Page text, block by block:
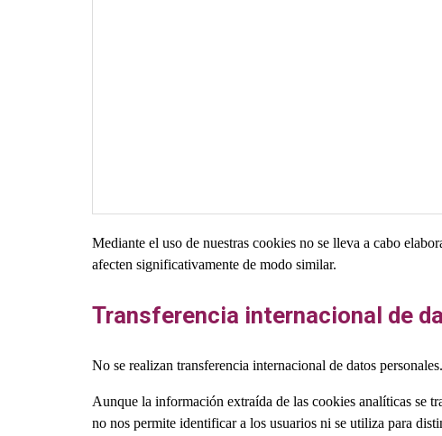
Mediante el uso de nuestras cookies no se lleva a cabo
afecten significativamente de modo similar.
Transferencia internacional de
No se realizan transferencia internacional de datos personales.
Aunque la información extraída de las cookies analíticas se
no nos permite identificar a los usuarios ni se utiliza para